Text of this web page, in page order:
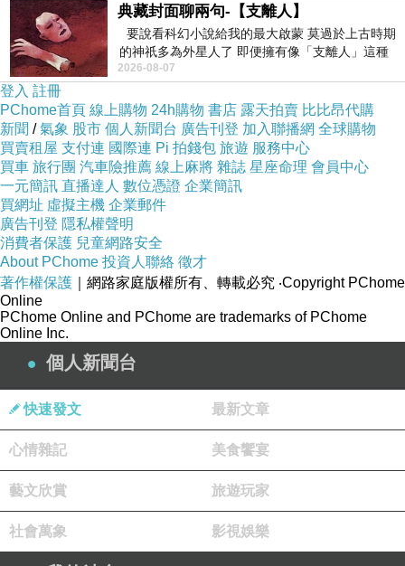
典藏封面聊兩句-【支離人】
要說看科幻小說給我的最大啟蒙 莫過於上古時期
的神祇多為外星人了 即便擁有像「支離人」這種
驚世駭俗的神通法門 也未必讀
2026-08-07
登入 註冊
PChome首頁 線上購物 24h購物 書店 露天拍賣 比比昂代購
新聞 /氣象 股市 個人新聞台 廣告刊登 加入聯播網 全球購物
買賣租屋 支付連 國際連 Pi 拍錢包 旅遊 服務中心
買車 旅行團 汽車險推薦 線上麻將 雜誌 星座命理 會員中心
一元簡訊 直播達人 數位憑證 企業簡訊
買網址 虛擬主機 企業郵件
廣告刊登 隱私權聲明
消費者保護 兒童網路安全
About PChome 投資人聯絡 徵才
著作權保護 ｜網路家庭版權所有、轉載必究 ‧Copyright PChome
Online
PChome Online and PChome are trademarks of PChome
Online Inc.
個人新聞台
快速發文 最新文章
心情雜記 美食饗宴
藝文欣賞 旅遊玩家
社會萬象 影視娛樂